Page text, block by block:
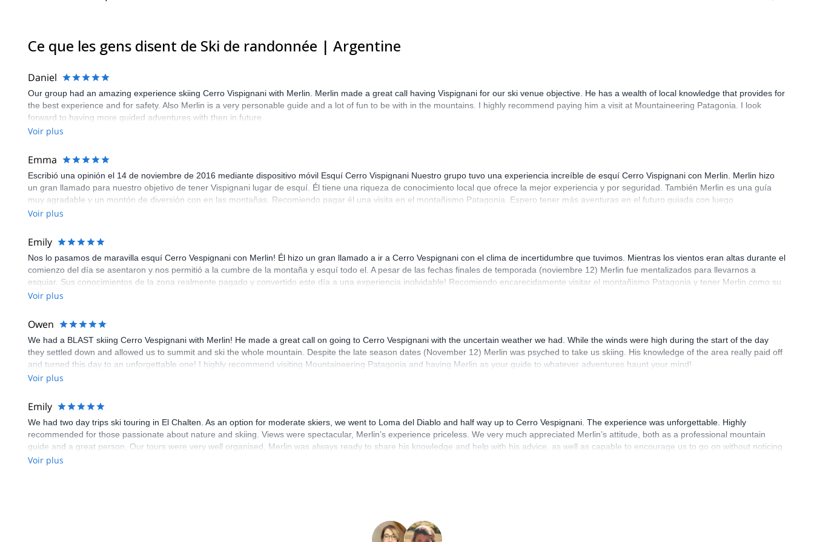
Ce que les gens disent de Ski de randonnée | Argentine
Daniel
Our group had an amazing experience skiing Cerro Vispignani with Merlin. Merlin made a great call having Vispignani for our ski venue objective. He has a wealth of local knowledge that provides for
the best experience and for safety. Also Merlin is a very personable guide and a lot of fun to be with in the mountains. I highly recommend paying him a visit at Mountaineering Patagonia. I look
forward to having more guided adventures with then in future
Voir plus
Emma
Escribió una opinión el 14 de noviembre de 2016 mediante dispositivo móvil Esquí Cerro Vispignani Nuestro grupo tuvo una experiencia increíble de esquí Cerro Vispignani con Merlin. Merlin hizo
un gran llamado para nuestro objetivo de tener Vispignani lugar de esquí. Él tiene una riqueza de conocimiento local que ofrece la mejor experiencia y por seguridad. También Merlin es una guía
muy agradable y un montón de diversión con en las montañas. Recomiendo pagar él una visita en el montañismo Patagonia. Espero tener más aventuras en el futuro guiada con luego
Voir plus
Emily
Nos lo pasamos de maravilla esquí Cerro Vespignani con Merlin! Él hizo un gran llamado a ir a Cerro Vespignani con el clima de incertidumbre que tuvimos. Mientras los vientos eran altas durante el
comienzo del día se asentaron y nos permitió a la cumbre de la montaña y esquí todo el. A pesar de las fechas finales de temporada (noviembre 12) Merlin fue mentalizados para llevarnos a
esquiar. Sus conocimientos de la zona realmente pagado y convertido este día a una experiencia inolvidable! Recomiendo encarecidamente visitar el montañismo Patagonia y tener Merlin como su
guía lo que sea aventuras favorito su mente!
Voir plus
Owen
We had a BLAST skiing Cerro Vespignani with Merlin! He made a great call on going to Cerro Vespignani with the uncertain weather we had. While the winds were high during the start of the day
they settled down and allowed us to summit and ski the whole mountain. Despite the late season dates (November 12) Merlin was psyched to take us skiing. His knowledge of the area really paid off
and turned this day to an unforgettable one! I highly recommend visiting Mountaineering Patagonia and having Merlin as your guide to whatever adventures haunt your mind!
Voir plus
Emily
We had two day trips ski touring in El Chalten. As an option for moderate skiers, we went to Loma del Diablo and half way up to Cerro Vespignani. The experience was unforgettable. Highly
recommended for those passionate about nature and skiing. Views were spectacular, Merlin’s experience priceless. We very much appreciated Merlin’s attitude, both as a professional mountain
guide and a great person. Our tours were very well organised, Merlin was always ready to share his knowledge and help with his advice, as well as capable to encourage us to go on without noticing
any hurdles. Thanks very much, Merlin. We are very much hoping to be back in El Chalten very soon to undertake some further trips.
Voir plus